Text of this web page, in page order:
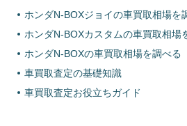
ホンダN-BOXジョイの車買取相場を
ホンダN-BOXカスタムの車買取相場
ホンダN-BOXの車買取相場を調べる
車買取査定の基礎知識
車買取査定お役立ちガイド